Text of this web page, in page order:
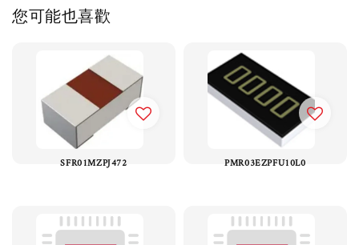
您可能也喜歡
SFR01MZPJ472 PMR03EZPFU10L0